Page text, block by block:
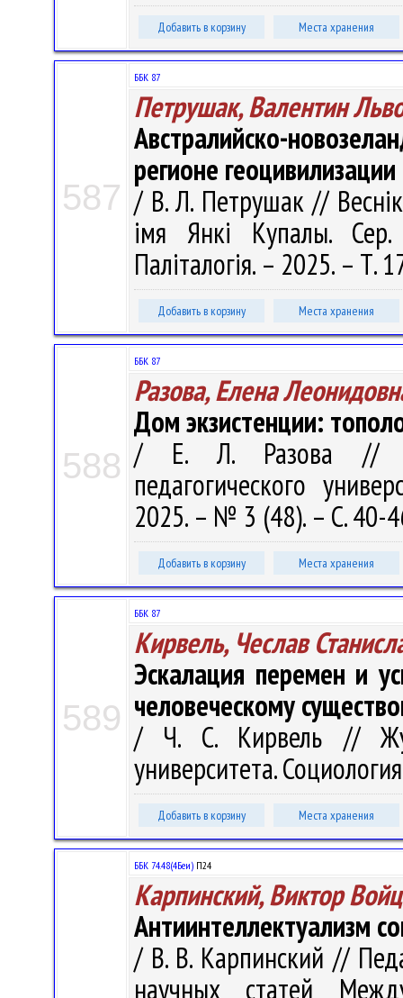
Добавить в корзину Места хранения
587
ББК 87
Петрушак, Валентин
Австралийско-
регионе
/ В. Л. Петрушак // Веснік
імя Янкі Купалы. Сер.
Паліталогія. – 2025. –
Добавить в корзину Места хранения
588
ББК 87
Разова, Елена
Дом экзистенции:
/ Е. Л. Разова //
педагогического
2025. – № 3 (48). – С. 40-
Добавить в корзину Места хранения
589
ББК 87
Кирвель, Чеслав
Эскалация перемен и
человеческому
/ Ч. С. Кирвель //
университета.
Добавить в корзину Места хранения
ББК 74.48(4Беи) П24
Карпинский, Виктор
Антиинтеллектуализм
/ В. В. Карпинский //
научных статей